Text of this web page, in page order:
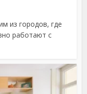
из городов, где
работают с